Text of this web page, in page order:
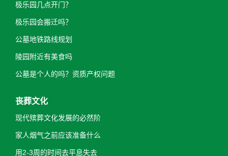
极乐园几点开门？
极乐园会搬迁吗？
公墓地铁路线规划
陵园附近有美食吗
公墓是个人的吗？资质产权问题
丧葬文化
现代殡葬文化发展的必然阶
家人烟气之前应该准备什么
用2-3周的时间去平息失去